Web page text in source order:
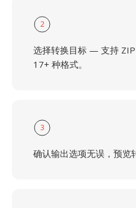
2
选择转换目标 — 支持
17+ 种格式。
3
确认输出选项无误，预览